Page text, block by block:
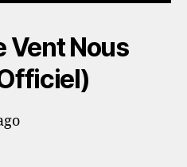
Vent Nous